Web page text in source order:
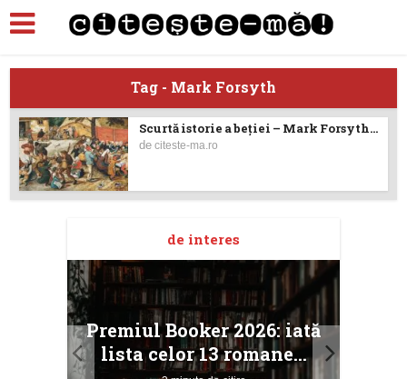
Tag - Mark Forsyth
Scurtă istorie a beției – Mark Forsyth...
deciteste-ma.ro
de interes
Premiul Booker 2026: iată
lista celor 13 romane...